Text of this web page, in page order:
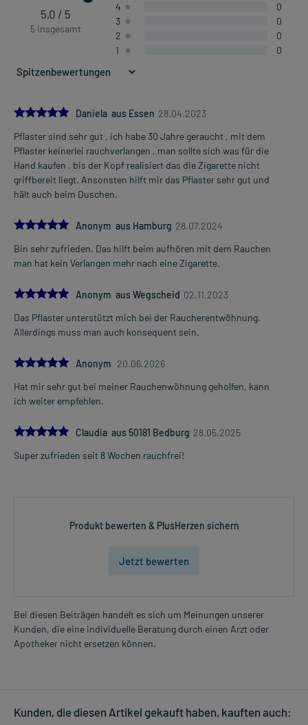
Dosierung und Anwendungshinweise:
Erwachsene
1-mal täglich
morgens nach dem Aufstehen
Die Gesamtdosis sollte nicht ohne Rücksprache mit einem Arzt
Art der Anwendung?
Kleben Sie das Arzneimittel auf eine saubere, trockene und
unverletzte Hautstelle auf. Drücken Sie es 10-20 Sekunden an. Das
Arzneimittel sollte 24 Stunden auf der Hautstelle bleiben. Vor einer
einigen Tagen abgewartet werden. Für das Aufkleben günstige
Hüfte.
Ohne ärztlichen Rat sollten Sie das Arzneimittel nicht länger als 3
Monate anwenden. Fragen Sie dazu im Zweifelsfalle Ihren Arzt oder
Apotheker.
Überdosierung?
Bei einer Überdosierung kann es zu Übelkeit, vermehrtem
Speichelfluss, Bauchschmerzen, Durchfall, Schweißausbrüchen,
Kopfschmerzen, Schwindel, Hör- und Sehstörungen,
kommen. Setzen Sie sich bei dem Verdacht auf eine Überdosierung
Packungsbeilage abweichen. Da der Arzt sie individuell abstimmt,
Gegenanzeigen:
Was spricht gegen eine Anwendung?
- Schlaganfall, der erst kurz zurückliegt
Mehr anzeigen
5,0 / 5
5 insgesamt
4
0
3
0
2
0
1
0
5.0
Daniela aus Essen 28.04.2023
Pflaster sind sehr gut , ich habe 30 Jahre geraucht , mit dem
Pflaster keinerlei rauchverlangen , man sollte sich was für die
Hand kaufen , bis der Kopf realisiert das die Zigarette nicht
griffbereit liegt. Ansonsten hilft mir das Pflaster sehr gut und
hält auch beim Duschen.
5.0Anonym aus Hamburg 28.07.2024
Bin sehr zufrieden. Das hilft beim aufhören mit dem Rauchen
man hat kein Verlangen mehr nach eine Zigarette.
5.0Anonym aus Wegscheid 02.11.2023
Das Pflaster unterstützt mich bei der Raucherentwöhnung.
Allerdings muss man auch konsequent sein.
5.0Anonym 20.06.2026
Hat mir sehr gut bei meiner Rauchenwöhnung geholfen, kann
ich weiter empfehlen.
5.0
Claudia aus 50181 Bedburg 28.05.2025
Super zufrieden seit 8 Wochen rauchfrei!
Produkt bewerten & PlusHerzen sichern
Jetzt bewerten
Bei diesen Beiträgen handelt es sich um Meinungen unserer
Kunden, die eine individuelle Beratung durch einen Arzt oder
Apotheker nicht ersetzen können.
Kunden, die diesen Artikel gekauft haben, kauften auch: